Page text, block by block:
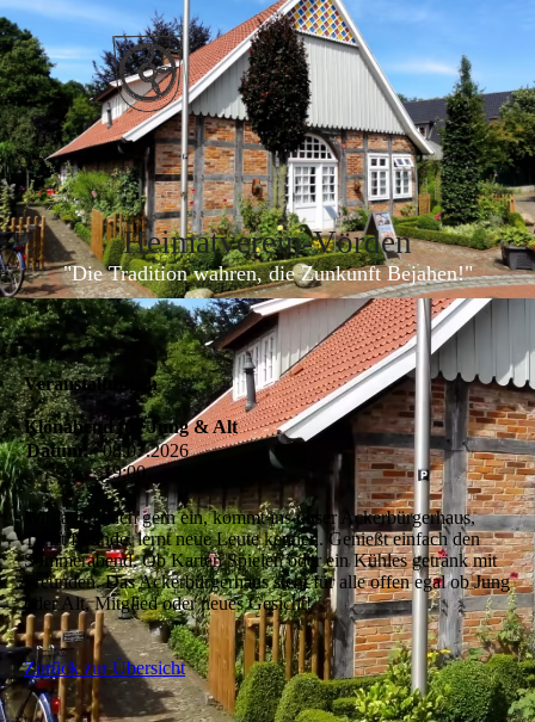
Heimatverein-Vörden
"Die Tradition wahren, die Zunkunft Bejahen!"
Veranstaltungen
Klönabend für Jung & Alt
Datum:
08.07.2026
19:00
Wir laden euch gern ein, kommt ins unser Ackerbürgerhaus,
Trefft freunde, lernt neue Leute kennen. Genießt einfach den
Sommerabend. Ob Karten Spielen oder ein Kühles getränk mit
Freunden. Das Ackerbürgerhaus steht für alle offen egal ob Jung
oder Alt, Mitglied oder neues Gesicht!
Zurück zur Übersicht